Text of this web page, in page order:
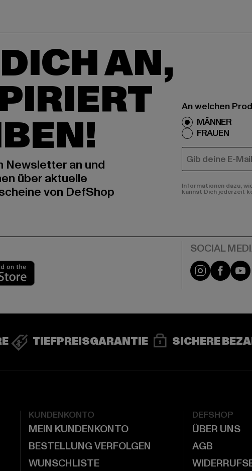
AN,
Newsletter an und
über aktuelle
von DefShop
An welchen
MÄNNER
FRAUEN
E-MAIL
Informationen dazu,
kannst Dich jederzeit
Instagram
TIEFPREISGARANTIE SICHERE
KUNDENKONTO
MEIN KUNDENKONTO
BESTELLUNG VERFOLGEN
WUNSCHLISTE
DEFSHOP
ÜBER UNS
AGB